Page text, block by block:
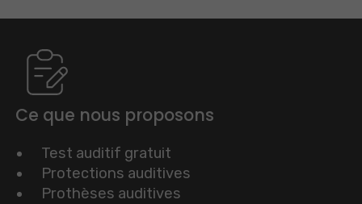
Ce que nous proposons
Test auditif gratuit
Protections auditives
Prothèses auditives